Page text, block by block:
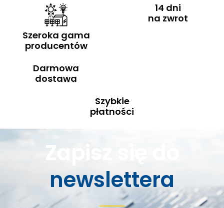
Szeroka gama
producentów
14 dni
na zwrot
Darmowa
dostawa
Szybkie
płatności
Zapisz się do
newslettera